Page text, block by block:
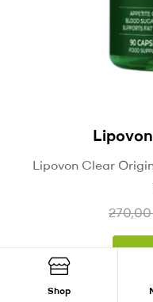
Lipovon Clear
Shop